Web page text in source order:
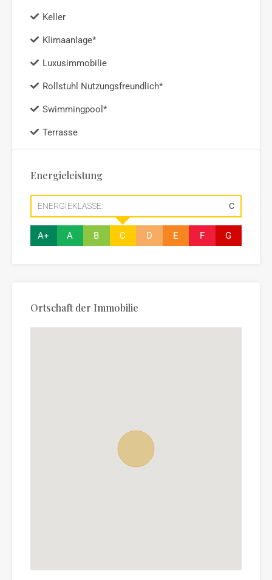
Keller
Klimaanlage*
Luxusimmobilie
Rollstuhl Nutzungsfreundlich*
Swimmingpool*
Terrasse
Energieleistung
ENERGIEKLASSE: C
A+ A B C D E F G
Ortschaft der Immobilie